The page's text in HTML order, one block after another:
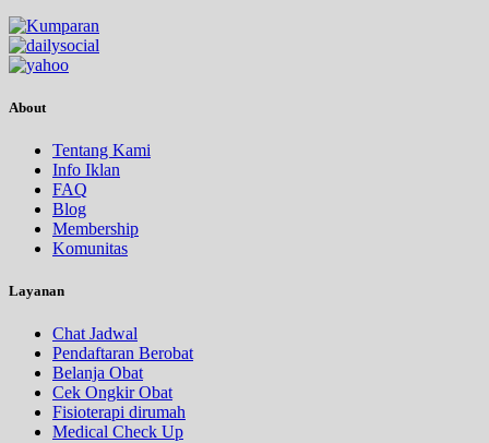
About
Tentang Kami
Info Iklan
FAQ
Blog
Membership
Komunitas
Layanan
Chat Jadwal
Pendaftaran Berobat
Belanja Obat
Cek Ongkir Obat
Fisioterapi dirumah
Medical Check Up